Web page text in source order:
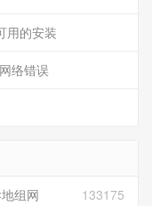
用的安装
络错误
133175
组网